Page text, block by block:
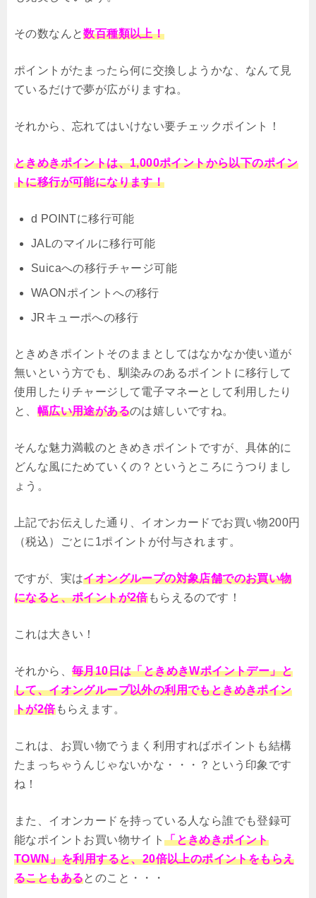
その数なんと数百種類以上！
ポイントがたまったら何に交換しようかな、なんて見
ているだけで夢が広がりますね。
それから、忘れてはいけない要チェックポイント！
ときめきポイントは、1,000ポイントから以下のポイン
トに移行が可能になります！
d POINTに移行可能
JALのマイルに移行可能
Suicaへの移行チャージ可能
WAONポイントへの移行
JRキューポへの移行
ときめきポイントそのままとしてはなかなか使い道が
無いという方でも、馴染みのあるポイントに移行して
使用したりチャージして電子マネーとして利用したり
と、 幅広い用途があるのは嬉しいですね。
そんな魅力満載のときめきポイントですが、具体的に
どんな風にためていくの？というところにうつりまし
ょう。
上記でお伝えした通り、イオンカードでお買い物200円
（税込）ごとに1ポイントが付与されます。
ですが、実はイオングループの対象店舗でのお買い物
になると、ポイントが2倍もらえるのです！
これは大きい！
それから、 毎月10日は「ときめきWポイントデー」と
して、イオングループ以外の利用でもときめきポイン
トが2倍もらえます。
これは、お買い物でうまく利用すればポイントも結構
たまっちゃうんじゃないかな・・・？という印象です
ね！
また、イオンカードを持っている人なら誰でも登録可
能なポイントお買い物サイト「ときめきポイント
TOWN」を利用すると、20倍以上のポイントをもらえ
ることもあるとのこと・・・